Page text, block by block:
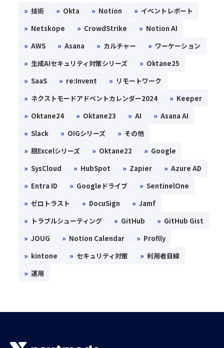
» 技術 » Okta » Notion » イベントレポート
» Netskope » CrowdStrike » Notion AI
» AWS » Asana » カルチャー » ワーケーション
» 生成AIセキュリティ対策シリーズ » Oktane25
» SaaS » re:Invent » リモートワーク
» ネクストモードアドベントカレンダー2024 » Keeper
» Oktane24 » Oktane23 » AI » Asana AI
» Slack » OIGシリーズ » その他
» 脱Excelシリーズ » Oktane22 » Google
» SysCloud » HubSpot » Zapier » Azure AD
» Entra ID » Googleドライブ » SentinelOne
» ゼロトラスト » DocuSign » Jamf
» トラブルシューティング » GitHub » GitHub Gist
» JOUG » Notion Calendar » Proflly
» kintone » セキュリティ対策 » 利用者目線
» 運用